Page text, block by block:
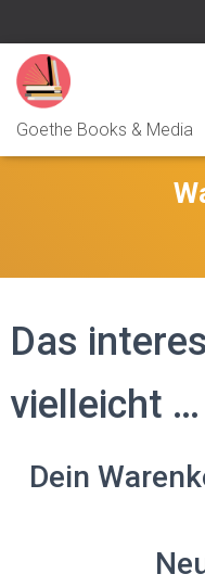
Goethe Books & Media
Das
vielleicht …
Dein